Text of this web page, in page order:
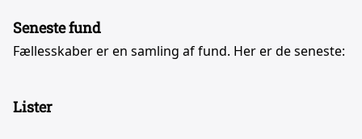
Seneste fund
Fællesskaber er en samling af fund. Her er de seneste:
Lister